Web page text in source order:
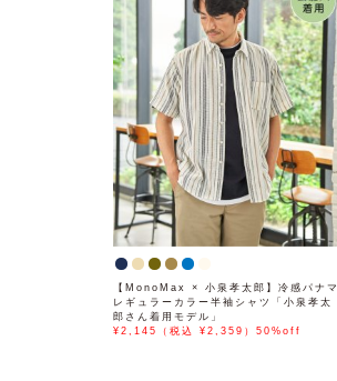
【MonoMax × 小泉孝太郎】冷感パナマ
レギュラーカラー半袖シャツ「小泉孝太
郎さん着用モデル」
¥2,145（税込 ¥2,359）50%off